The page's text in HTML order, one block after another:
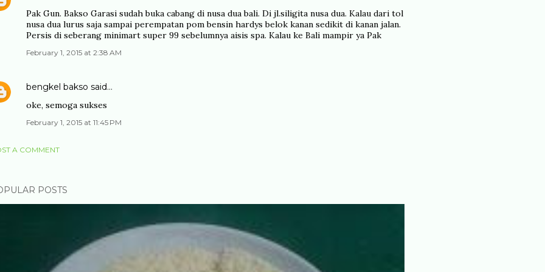
Pak Gun. Bakso Garasi sudah buka cabang di nusa dua bali. Di jl.siligita nusa dua. Kalau dari tol
nusa dua lurus saja sampai perempatan pom bensin hardys belok kanan sedikit di kanan jalan.
Persis di seberang minimart super 99 sebelumnya aisis spa. Kalau ke Bali mampir ya Pak
February 1, 2015 at 2:38 AM
bengkel bakso said…
oke, semoga sukses
February 1, 2015 at 11:45 PM
A COMMENT
POSTS